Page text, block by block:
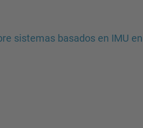
sistemas basados en IMU